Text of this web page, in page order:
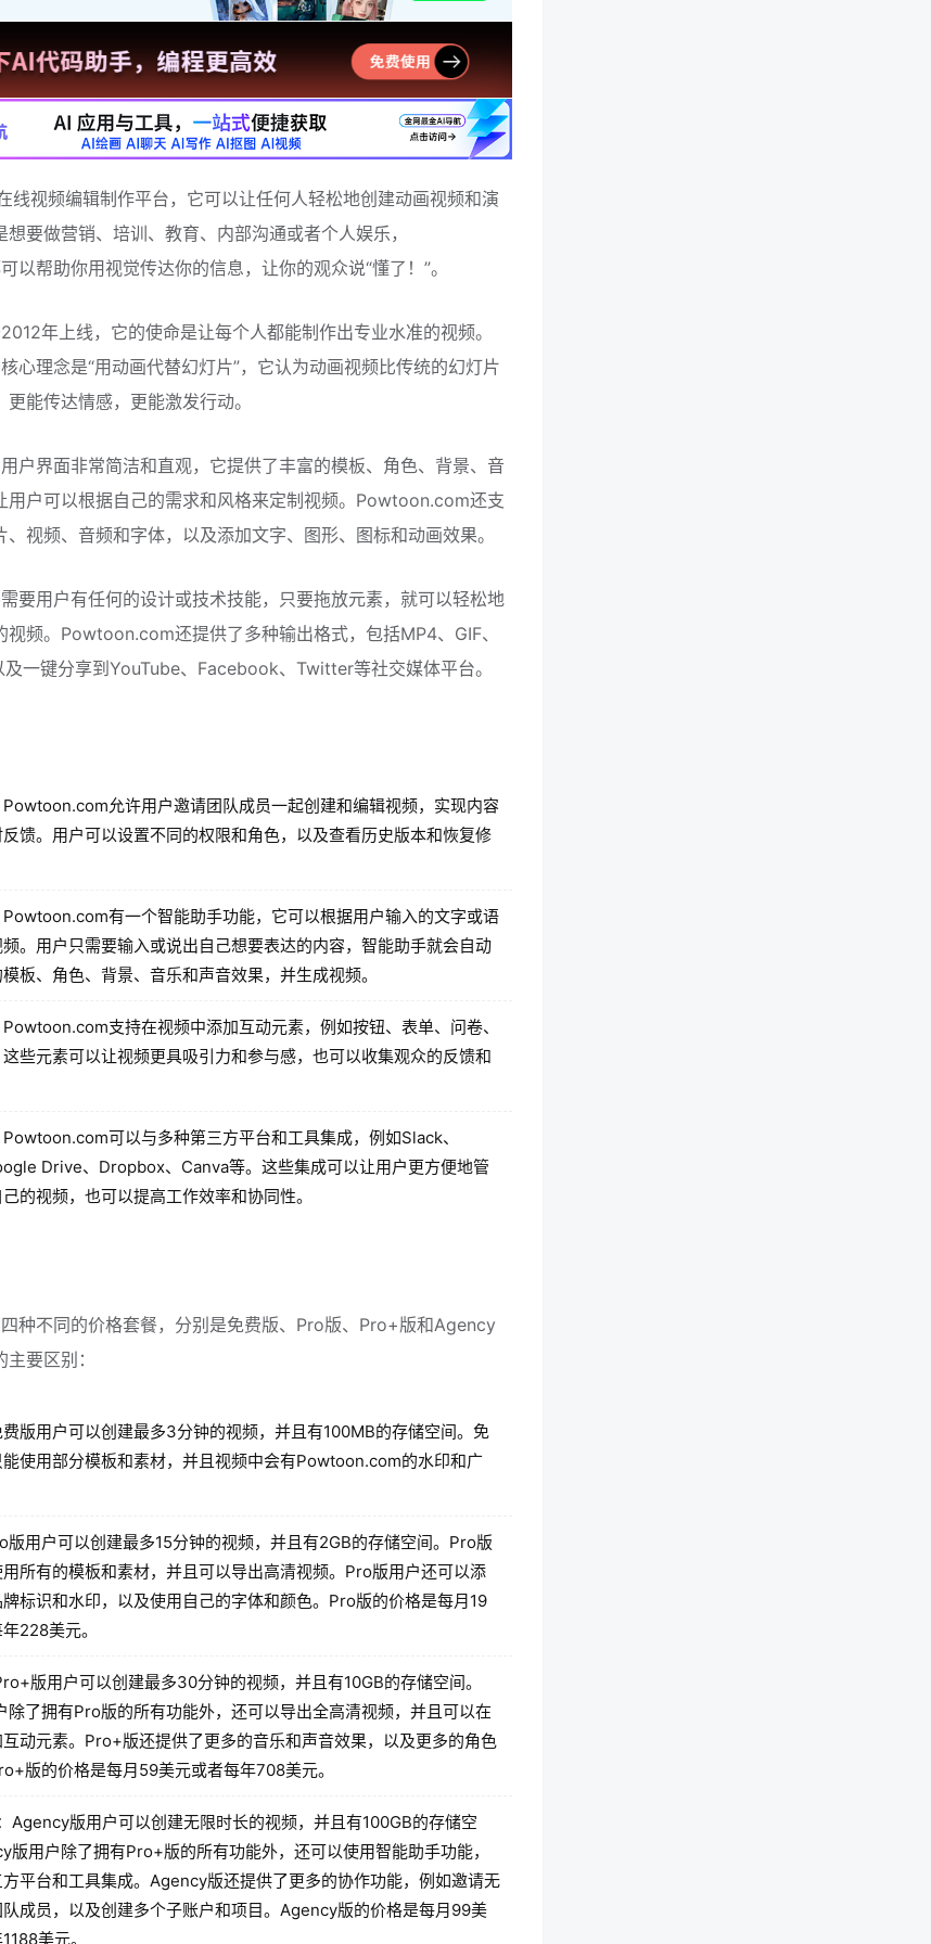
线视频编辑制作平台，它可以让任何人轻松地创建动画视频和演
想要做营销、培训、教育、内部沟通或者个人娱乐，
以帮助你用视觉传达你的信息，让你的观众说“懂了！”。
年上线，它的使命是让每个人都能制作出专业水准的视频。
心理念是“用动画代替幻灯片”，它认为动画视频比传统的幻灯片
能传达情感，更能激发行动。
户界面非常简洁和直观，它提供了丰富的模板、角色、背景、音
用户可以根据自己的需求和风格来定制视频。Powtoon.com还支
视频、音频和字体，以及添加文字、图形、图标和动画效果。
要用户有任何的设计或技术技能，只要拖放元素，就可以轻松地
视频。Powtoon.com还提供了多种输出格式，包括MP4、GIF、
及一键分享到YouTube、Facebook、Twitter等社交媒体平台。
允许用户邀请团队成员一起创建和编辑视频，实现内容
馈。用户可以设置不同的权限和角色，以及查看历史版本和恢复修
有一个智能助手功能，它可以根据用户输入的文字或语
。用户只需要输入或说出自己想要表达的内容，智能助手就会自动
板、角色、背景、音乐和声音效果，并生成视频。
支持在视频中添加互动元素，例如按钮、表单、问卷、
些元素可以让视频更具吸引力和参与感，也可以收集观众的反馈和
可以与多种第三方平台和工具集成，例如Slack、
Drive、Dropbox、Canva等。这些集成可以让用户更方便地管
的视频，也可以提高工作效率和协同性。
种不同的价格套餐，分别是免费版、Pro版、Pro+版和Agency
要区别：
版用户可以创建最多3分钟的视频，并且有100MB的存储空间。免
能使用部分模板和素材，并且视频中会有Powtoon.com的水印和广
版用户可以创建最多15分钟的视频，并且有2GB的存储空间。Pro版
所有的模板和素材，并且可以导出高清视频。Pro版用户还可以添
标识和水印，以及使用自己的字体和颜色。Pro版的价格是每月19
228美元。
版用户可以创建最多30分钟的视频，并且有10GB的存储空间。
除了拥有Pro版的所有功能外，还可以导出全高清视频，并且可以在
动元素。Pro+版还提供了更多的音乐和声音效果，以及更多的角色
版的价格是每月59美元或者每年708美元。
Agency版用户可以创建无限时长的视频，并且有100GB的存储空
版用户除了拥有Pro+版的所有功能外，还可以使用智能助手功能，
平台和工具集成。Agency版还提供了更多的协作功能，例如邀请无
成员，以及创建多个子账户和项目。Agency版的价格是每月99美
美元。